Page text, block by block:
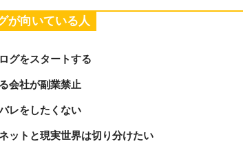
が向いている人
グをスタートする
会社が副業禁止
レをしたくない
ットと現実世界は切り分けたい